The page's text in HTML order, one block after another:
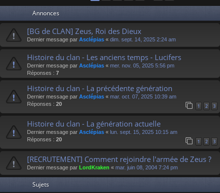
e
Annonces
[BG de CLAN] Zeus, Roi des Dieux
Dernier message par Asclépias « dim. sept. 14, 2025 2:24 am
Histoire du clan - Les anciens temps - Lucifers
Dernier message par Asclépias « mer. nov. 05, 2025 5:56 pm
Réponses : 7
Histoire du clan - La précédente génération
Dernier message par Asclépias « mar. oct. 07, 2025 10:39 am
Réponses : 20 1 2 3
Histoire du clan - La génération actuelle
Dernier message par Asclépias « lun. sept. 15, 2025 10:15 am
Réponses : 20 1 2 3
[RECRUTEMENT] Comment rejoindre l'armée de Zeus ?
Dernier message par LordKraken « mar. juin 08, 2004 7:24 pm
Sujets